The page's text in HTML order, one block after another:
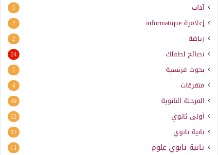
آداب 5
إعلامية informatique
2
رياضة 2
نصائح لطفلك 24
بحوث فرنسية 7
متفرقات 4
المرحلة الثانوية 49
أولى ثانوي 22
ثانية ثانوي 13
ثانية ثانوي علوم 11